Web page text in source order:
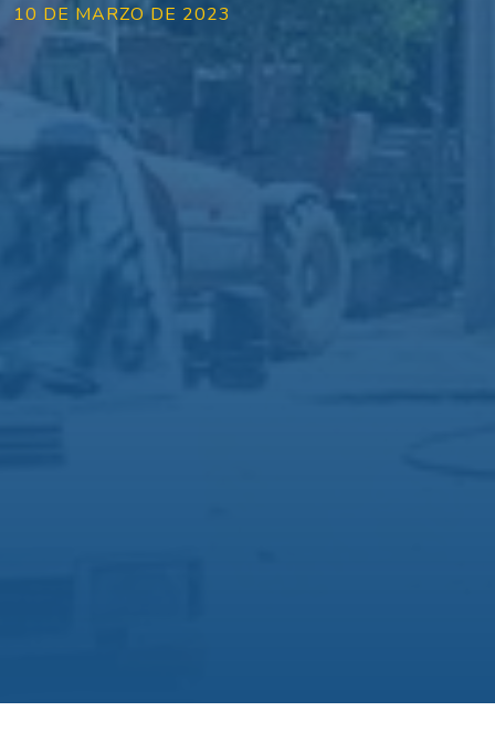
10 DE MARZO DE 2023